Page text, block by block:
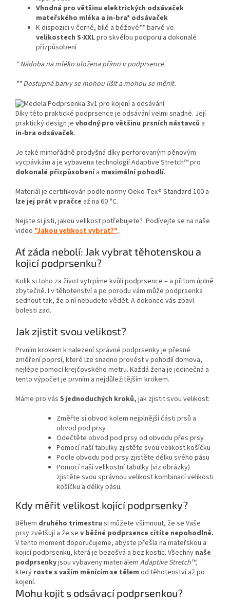
Vhodná pro většinu elektrických odsávaček
mateřského mléka a in-bra* odsávaček
K dispozici v černé, bílé a béžové** barvě ve
velikostech S-XXLpro skvělou podporu a dokonalé
přizpůsobení
* Nádoba na mléko uložena přímo v podprsence.
** Dostupné barvy se mohou lišit a mohou se měnit.
Díky této praktické podprsence je odsávání velmi snadné. Její
praktický design je vhodný pro většinu prsních nástavců a
in-bra odsávaček.
Je také mimořádně prodyšná díky perforovaným pěnovým
vycpávkám a je vybavena technologií Adaptive Stretch™ pro
dokonalé přizpůsobenía maximální pohodlí.
Materiál je certifikován podle normy Oeko-Tex® Standard 100 a
lze jej prát v pračce až na 60 °C.
Nejste si jisti, jakou velikost potřebujete? Podívejte se na naše
video "Jakou velikost vybrat?".
Ať záda nebolí: Jak vybrat těhotenskou a
kojicí podprsenku?
Kolik si toho za život vytrpíme kvůli podprsence – a přitom úplně
zbytečně. I v těhotenství a po porodu vám může podprsenka
sednout tak, že o ní nebudete vědět. A dokonce vás zbaví
bolesti zad.
Jak zjistit svou velikost?
Prvním krokem k nalezení správné podprsenky je přesné
změření poprsí, které lze snadno provést v pohodlí domova,
nejlépe pomocí krejčovského metru. Každá žena je jedinečná a
tento výpočet je prvním a nejdůležitějším krokem.
Máme pro vás 5 jednoduchých kroků, jak zjistit svou velikost:
Změřte si obvod kolem nejplnější části prsů a
obvod pod prsy
Odečtěte obvod pod prsy od obvodu přes prsy
Pomocí naší tabulky zjistěte svou velikost košíčku
Podle obvodu pod prsy zjistěte délku svého pásu
Pomocí naší velikostní tabulky (viz obrázky)
zjistěte svou správnou velikost kombinací velikosti
košíčku a délky pásu.
Kdy měřit velikost kojící podprsenky?
Během druhého trimestru si můžete všimnout, že se Vaše
prsy zvětšují a že se v běžné podprsence cítíte nepohodlně.
V tento moment doporučujeme, abyste přešla na mateřskou a
kojicí podprsenku, která je bezešvá a bez kostic. Všechny naše
podprsenkyjsou vybaveny materiálem Adaptive Stretch™,
který roste s vaším měnícím se tělem od těhotenství až po
kojení.
Mohu kojit s odsávací podprsenkou?